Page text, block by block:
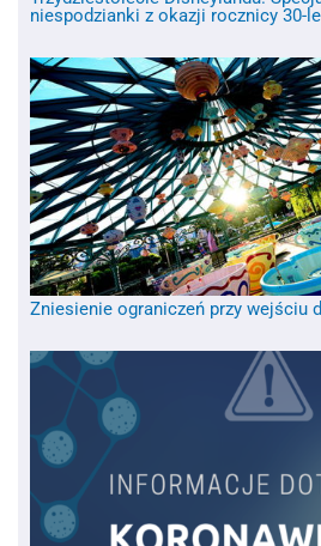
niespodzianki z okazji rocznicy 30-
Zniesienie ograniczeń przy wejściu